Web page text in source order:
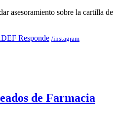
asesoramiento sobre la cartilla de
Responde /instagram
de Farmacia